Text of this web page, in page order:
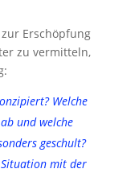
Erschöpfung
zu vermitteln,
Welche
und welche
geschult?
mit der